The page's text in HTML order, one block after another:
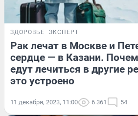
ЗДОРОВЬЕ ЭКСПЕРТ
Рак лечат в Москве и
сердце — в Казани.
едут лечиться в другие
это устроено
11 декабря, 2023, 11:00 6 361 54